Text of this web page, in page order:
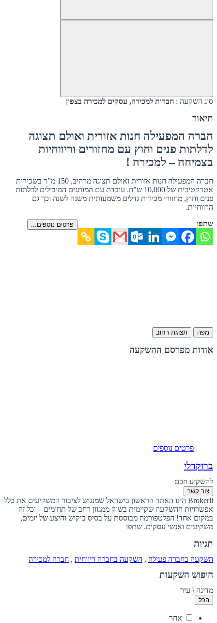
סוג השקעה : חברות למכירה, עסקים למכירה בצפון
תיאור
חברה המפעילה חנות אזורית ואולם תצוגה
לדלתות פנים וחוץ עם מחזורים וריווחיות
בצמיחה – למכירה !
חברה המפעילה חנות אזורית ואולם תצוגה מרהיב, 150 מ”ר בשכירות
אטרקטיבית של 10,000 ש”ח. עובדת עם המותגים המובילים לדלתות
פנים וחוץ, מחזורי מכירות גדלים משמעותית משנה לשנה וכך גם
הרווחיות.
שתפו
פרטים נוספים...
מפה תצוגת רחוב
אודות מפרסם ההשקעה
פרטים נוספים
ברוקרלי
להשקיע חכם
צור קשר
Brokerli הינו האתר הראשון בישראל שמנגיש לציבור המשקיעים את כלל
אפשרויות ההשקעה שקיימות בשוק ממגוון רחב של תחומים – וכל זה
במקום אחד! הפלטפורמה מבוססת על בסיס ביקוש והיצע של יזמים,
משקיעים ואנשי עסקים. שתפו
תגיות
השקעה בחברה פעילה , השקעה בחברה ריווחית , חברה למכירה
חיפוש השקעות
מדינה \ עיר
הכל
אחר